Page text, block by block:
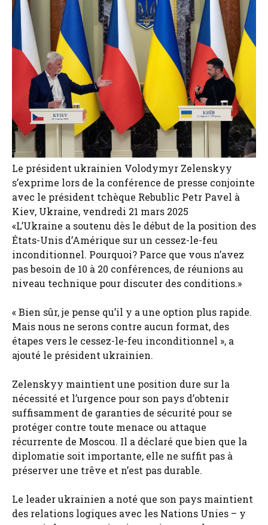
Le président ukrainien Volodymyr Zelenskyy
s’exprime lors de la conférence de presse conjointe
avec le président tchèque Rebublic Petr Pavel à
Kiev, Ukraine, vendredi 21 mars 2025
«L’Ukraine a soutenu dès le début de la position des
États-Unis d’Amérique sur un cessez-le-feu
inconditionnel. Pourquoi? Parce que vous n’avez
pas besoin de 10 à 20 conférences, de réunions au
niveau technique pour discuter des conditions.»
« Bien sûr, je pense qu’il y a une option plus rapide.
Mais nous ne serons contre aucun format, des
étapes vers le cessez-le-feu inconditionnel », a
ajouté le président ukrainien.
Zelenskyy maintient une position dure sur la
nécessité et l’urgence pour son pays d’obtenir
suffisamment de garanties de sécurité pour se
protéger contre toute menace ou attaque
récurrente de Moscou. Il a déclaré que bien que la
diplomatie soit importante, elle ne suffit pas à
préserver une trêve et n’est pas durable.
Le leader ukrainien a noté que son pays maintient
des relations logiques avec les Nations Unies – y